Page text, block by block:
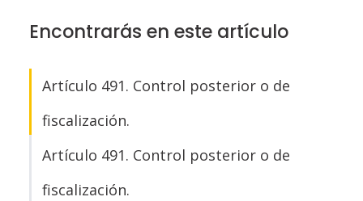
Encontrarás en este artículo
Artículo 491. Control posterior o de
fiscalización.
Artículo 491. Control posterior o de
fiscalización.